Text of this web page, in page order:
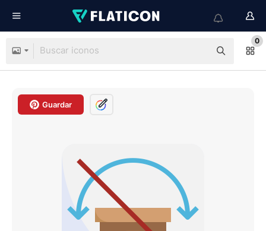
0
Guardar